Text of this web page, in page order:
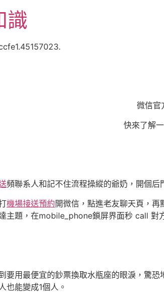
識
微信官
快來了解
頻聯系人和記不住流程操縱的爺奶，開個后
機場接送預約開微信，點進老友聊天頁，再
主題，在mobile_phone鎖屏界面秒 call 對
要用最便宜的鈔票換取水瓶座的眼淚，驚恐
也能變成1個人。